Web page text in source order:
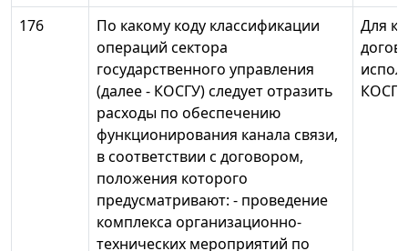
176
По какому коду классификации
операций сектора
государственного управления
(далее - КОСГУ) следует отразить
расходы по обеспечению
функционирования канала связи,
в соответствии с договором,
положения которого
предусматривают: - проведение
комплекса организационно-
технических мероприятий по
Для
КОСГУ